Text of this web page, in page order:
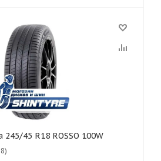
245/45 R18 ROSSO 100W